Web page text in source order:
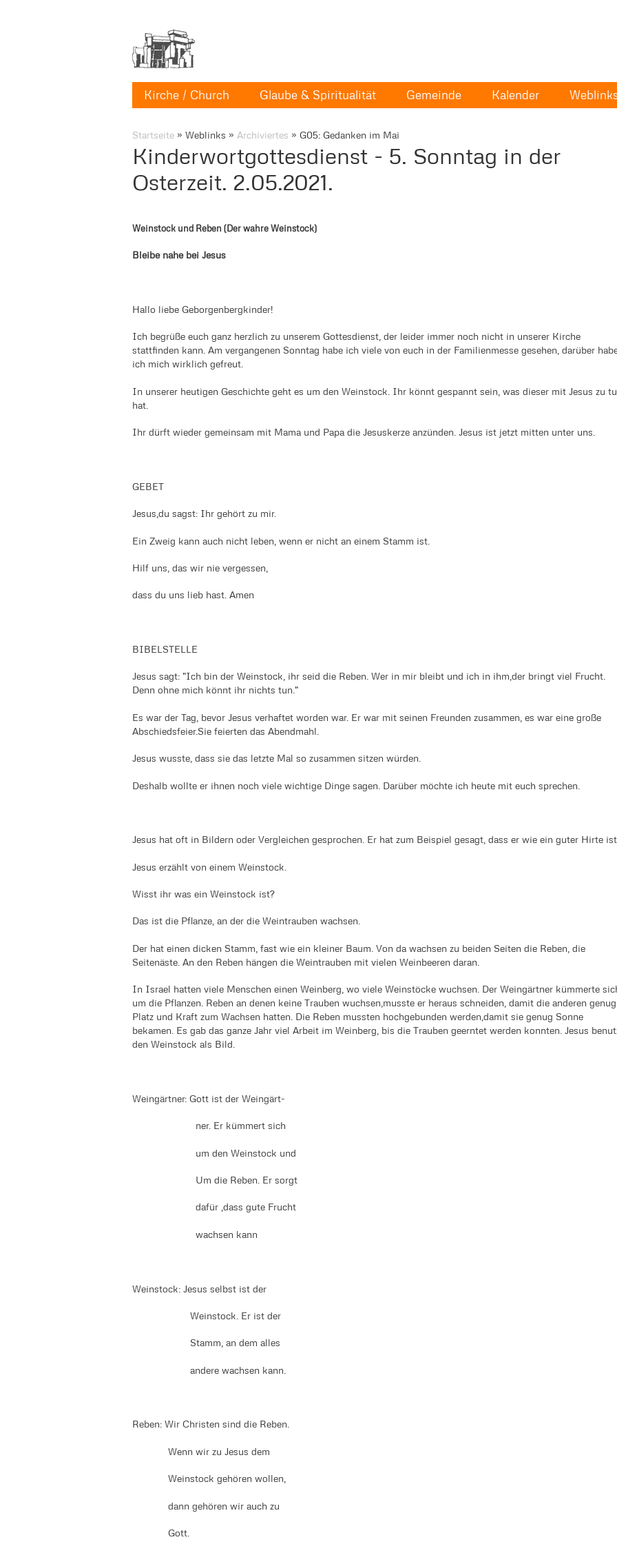
Kirche / Church Glaube & Spiritualität Gemeinde Kalender
Startseite » Weblinks » Archiviertes » G05: Gedanken im Mai
Kinderwortgottesdienst - 5. Sonntag in der
Osterzeit. 2.05.2021.
Weinstock und Reben (Der wahre Weinstock)
Bleibe nahe bei Jesus
Hallo liebe Geborgenbergkinder!
Ich begrüße euch ganz herzlich zu unserem Gottesdienst, der leider immer noch nicht in unserer Kirche
stattfinden kann. Am vergangenen Sonntag habe ich viele von euch in der Familienmesse gesehen, darüber
ich mich wirklich gefreut.
In unserer heutigen Geschichte geht es um den Weinstock. Ihr könnt gespannt sein, was dieser mit Jesus zu
hat.
Ihr dürft wieder gemeinsam mit Mama und Papa die Jesuskerze anzünden. Jesus ist jetzt mitten unter uns.
GEBET
Jesus,du sagst: Ihr gehört zu mir.
Ein Zweig kann auch nicht leben, wenn er nicht an einem Stamm ist.
Hilf uns, das wir nie vergessen,
dass du uns lieb hast. Amen
BIBELSTELLE
Jesus sagt: "Ich bin der Weinstock, ihr seid die Reben. Wer in mir bleibt und ich in ihm,der bringt viel Frucht.
Denn ohne mich könnt ihr nichts tun."
Es war der Tag, bevor Jesus verhaftet worden war. Er war mit seinen Freunden zusammen, es war eine große
Abschiedsfeier.Sie feierten das Abendmahl.
Jesus wusste, dass sie das letzte Mal so zusammen sitzen würden.
Deshalb wollte er ihnen noch viele wichtige Dinge sagen. Darüber möchte ich heute mit euch sprechen.
Jesus hat oft in Bildern oder Vergleichen gesprochen. Er hat zum Beispiel gesagt, dass er wie ein guter Hirte
Jesus erzählt von einem Weinstock.
Wisst ihr was ein Weinstock ist?
Das ist die Pflanze, an der die Weintrauben wachsen.
Der hat einen dicken Stamm, fast wie ein kleiner Baum. Von da wachsen zu beiden Seiten die Reben, die
Seitenäste. An den Reben hängen die Weintrauben mit vielen Weinbeeren daran.
In Israel hatten viele Menschen einen Weinberg, wo viele Weinstöcke wuchsen. Der Weingärtner kümmerte
um die Pflanzen. Reben an denen keine Trauben wuchsen,musste er heraus schneiden, damit die anderen genug
Platz und Kraft zum Wachsen hatten. Die Reben mussten hochgebunden werden,damit sie genug Sonne
bekamen. Es gab das ganze Jahr viel Arbeit im Weinberg, bis die Trauben geerntet werden konnten. Jesus
den Weinstock als Bild.
Weingärtner: Gott ist der Weingärt-
ner. Er kümmert sich
um den Weinstock und
Um die Reben. Er sorgt
dafür ,dass gute Frucht
wachsen kann
Weinstock: Jesus selbst ist der
Weinstock. Er ist der
Stamm, an dem alles
andere wachsen kann.
Reben: Wir Christen sind die Reben.
Wenn wir zu Jesus dem
Weinstock gehören wollen,
dann gehören wir auch zu
Gott.